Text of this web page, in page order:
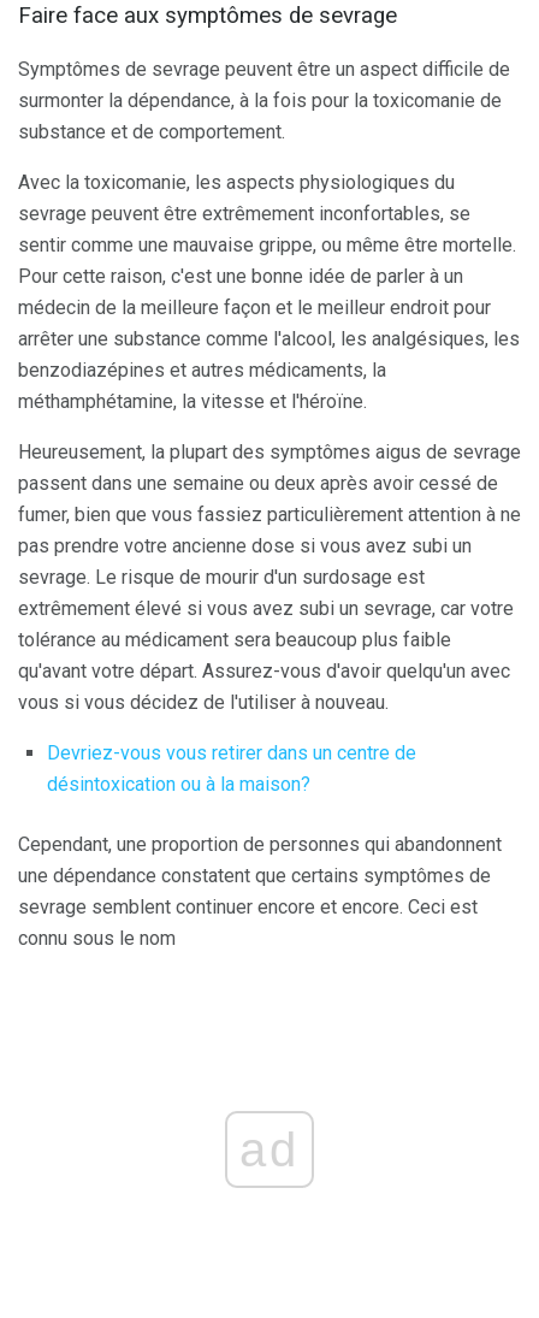
Faire face aux symptômes de sevrage
Symptômes de sevrage peuvent être un aspect difficile de
surmonter la dépendance, à la fois pour la toxicomanie de
substance et de comportement.
Avec la toxicomanie, les aspects physiologiques du
sevrage peuvent être extrêmement inconfortables, se
sentir comme une mauvaise grippe, ou même être mortelle.
Pour cette raison, c'est une bonne idée de parler à un
médecin de la meilleure façon et le meilleur endroit pour
arrêter une substance comme l'alcool, les analgésiques, les
benzodiazépines et autres médicaments, la
méthamphétamine, la vitesse et l'héroïne.
Heureusement, la plupart des symptômes aigus de sevrage
passent dans une semaine ou deux après avoir cessé de
fumer, bien que vous fassiez particulièrement attention à ne
pas prendre votre ancienne dose si vous avez subi un
sevrage. Le risque de mourir d'un surdosage est
extrêmement élevé si vous avez subi un sevrage, car votre
tolérance au médicament sera beaucoup plus faible
qu'avant votre départ. Assurez-vous d'avoir quelqu'un avec
vous si vous décidez de l'utiliser à nouveau.
Devriez-vous vous retirer dans un centre de
désintoxication ou à la maison?
Cependant, une proportion de personnes qui abandonnent
une dépendance constatent que certains symptômes de
sevrage semblent continuer encore et encore. Ceci est
connu sous le nom
ad